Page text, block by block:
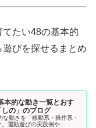
たい48の基本的
びを探せるまとめ
本的な動き一覧とおす
の」のブログ
動きを「移動系・操作系・
運動遊びの実践例や...